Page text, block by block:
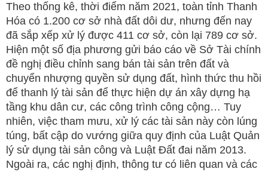
Theo thống kê, thời điểm năm 2021, toàn tỉnh Thanh
Hóa có 1.200 cơ sở nhà đất dôi dư, nhưng đến nay
đã sắp xếp xử lý được 411 cơ sở, còn lại 789 cơ sở.
Hiện một số địa phương gửi báo cáo về Sở Tài chính
đề nghị điều chỉnh sang bán tài sản trên đất và
chuyển nhượng quyền sử dụng đất, hình thức thu hồi
để thanh lý tài sản để thực hiện dự án xây dựng hạ
tầng khu dân cư, các công trình công cộng… Tuy
nhiên, việc tham mưu, xử lý các tài sản này còn lúng
túng, bất cập do vướng giữa quy định của Luật Quản
lý sử dụng tài sản công và Luật Đất đai năm 2013.
Ngoài ra, các nghị định, thông tư có liên quan và các